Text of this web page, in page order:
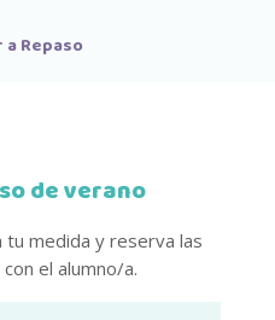
Repaso
de verano
tu medida y reserva las
el alumno/a.